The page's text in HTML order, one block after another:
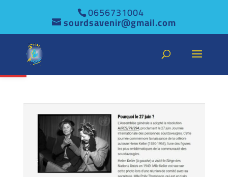
Ouvrir la barre d’outils
0656731004
sourdsavenir@gmail.com